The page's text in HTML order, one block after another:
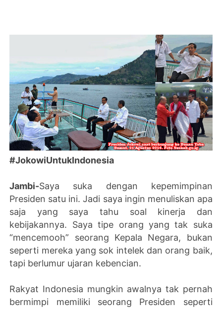
#JokowiUntukIndonesia
Jambi-Saya suka dengan kepemimpinan
Presiden satu ini. Jadi saya ingin menuliskan apa
saja yang saya tahu soal kinerja dan
kebijakannya. Saya tipe orang yang tak suka
“mencemooh” seorang Kepala Negara, bukan
seperti mereka yang sok intelek dan orang baik,
tapi berlumur ujaran kebencian.
Rakyat Indonesia mungkin awalnya tak pernah
bermimpi memiliki seorang Presiden seperti